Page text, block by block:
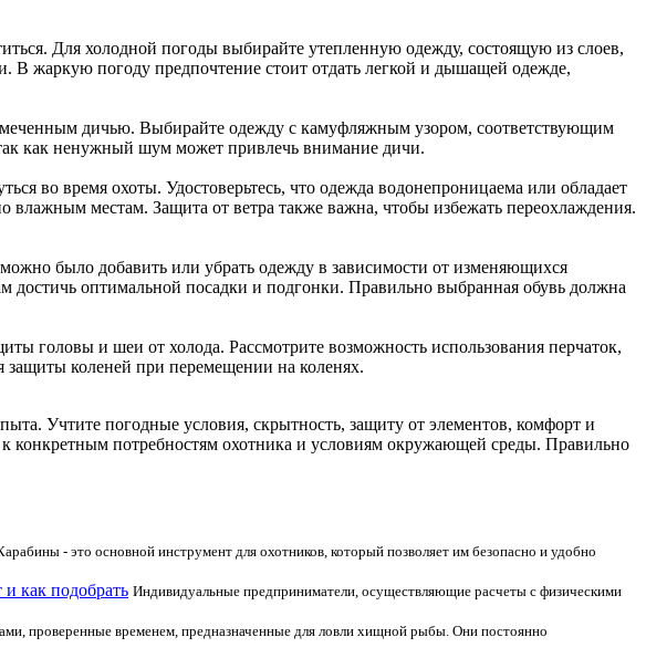
Для холодной погоды выбирайте утепленную одежду, состоящую из слоев,
жаркую погоду предпочтение стоит отдать легкой и дышащей одежде,
дичью. Выбирайте одежду с камуфляжным узором, соответствующим
как ненужный шум может привлечь внимание дичи.
во время охоты. Удостоверьтесь, что одежда водонепроницаема или обладает
местам. Защита от ветра также важна, чтобы избежать переохлаждения.
было добавить или убрать одежду в зависимости от изменяющихся
оптимальной посадки и подгонки. Правильно выбранная обувь должна
головы и шеи от холода. Рассмотрите возможность использования перчаток,
защиты коленей при перемещении на коленях.
Учтите погодные условия, скрытность, защиту от элементов, комфорт и
потребностям охотника и условиям окружающей среды. Правильно
- это основной инструмент для охотников, который позволяет им безопасно и удобно
как подобрать Индивидуальные предприниматели, осуществляющие расчеты с физическими
проверенные временем, предназначенные для ловли хищной рыбы. Они постоянно